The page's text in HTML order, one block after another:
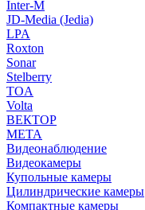
Inter-M
JD-Media (Jedia)
LPA
Roxton
Sonar
Stelberry
TOA
Volta
ВЕКТОР
МЕТА
Видеонаблюдение
Видеокамеры
Купольные камеры
Цилиндрические камеры
Компактные камеры